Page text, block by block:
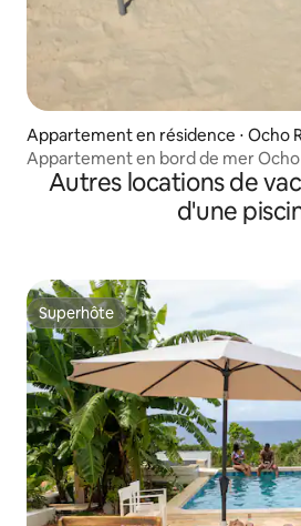
Appartement en résidence ⋅ Ocho
Appartement en bord de mer Ocho
Autres locations de
d'une
Superhôte
Superhôte